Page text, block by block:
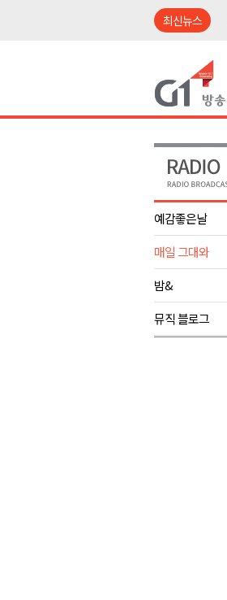
최신뉴스
예감좋은날
매일 그대와
밤&
뮤직 블로그